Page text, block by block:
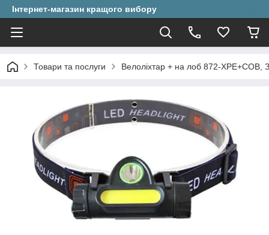
Інтернет-магазин кращого вибору
Товари та послуги Велоліхтар + на лоб 872-XPE+COB,